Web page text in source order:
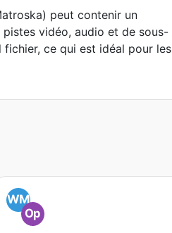
peut contenir un
vidéo, audio et de sous-
fichier, ce qui est idéal pour les
WM
Op